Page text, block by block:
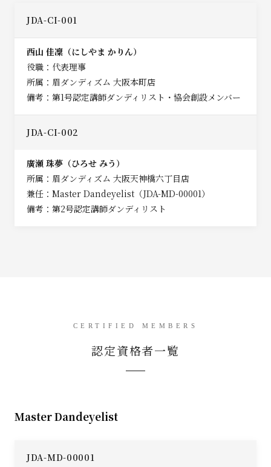
JDA-CI-001
西山 佳凜（にしやま かりん）
役職：代表理事
所属：眉ダンディズム 大阪本町店
備考：第1号認定講師ダンディリスト・協会創設メンバー
JDA-CI-002
廣瀬 珠夢（ひろせ みう）
所属：眉ダンディズム 大阪天神橋六丁目店
兼任：Master Dandeyelist（JDA-MD-00001）
備考：第2号認定講師ダンディリスト
CERTIFIED MEMBERS
認定資格者一覧
Master Dandeyelist
JDA-MD-00001